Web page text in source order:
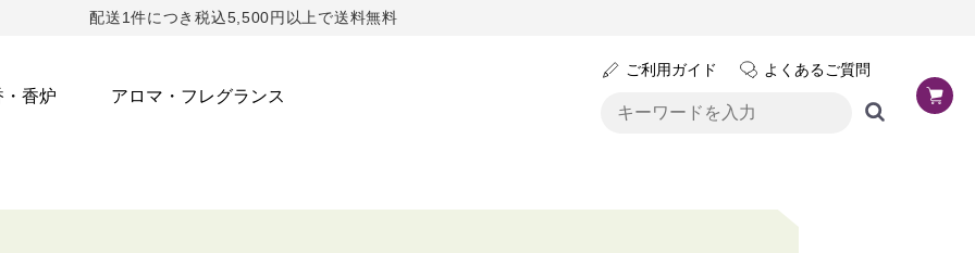
配送1件につき税込5,500円以上で送料無料
・香炉 アロマ・フレグランス
ご利用ガイド よくあるご質問